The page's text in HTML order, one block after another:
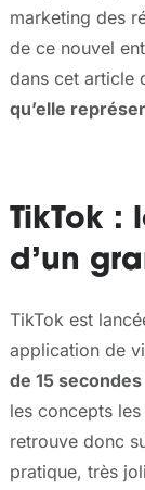
marketing des
de ce nouvel
dans cet article
qu’elle
TikTok :
d’un
TikTok est
application de
de 15
les concepts
retrouve donc
pratique, très